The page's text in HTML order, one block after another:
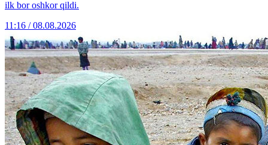
ilk bor oshkor qildi.
11:16 / 08.08.2026